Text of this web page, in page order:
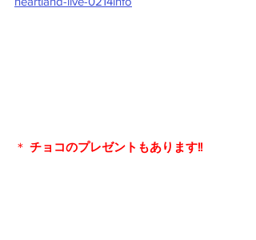
＊ チョコのプレゼントもあります!!